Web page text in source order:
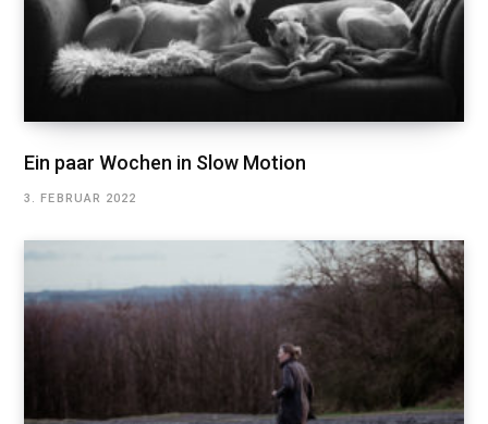
Ein paar Wochen in Slow Motion
3. FEBRUAR 2022